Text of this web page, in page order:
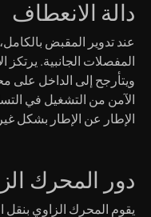
دالة الانعطاف
عند تدوير المقبض
المفصلات الجانبية.
ويتأرجح إلى الداخل على
الآمن من التشغيل في
الإطار عن الإطار بشكل
دور المحرك
يقوم المحرك الزاوي